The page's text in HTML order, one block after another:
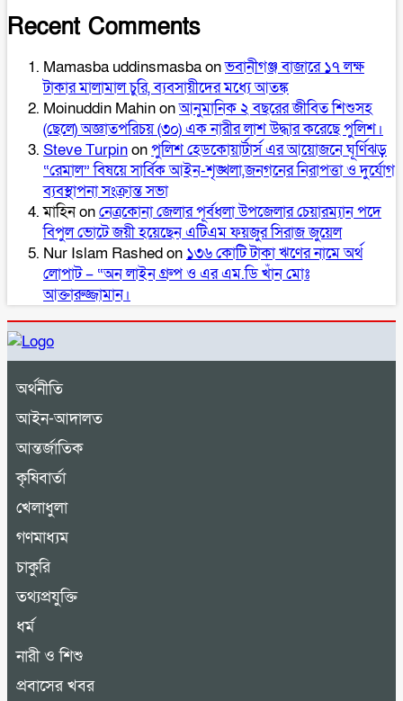
Recent Comments
Mamasba uddinsmasbaonভবানীগঞ্জ বাজারে ১৭ লক্ষ
টাকার মালামাল চুরি, ব্যবসায়ীদের মধ্যে আতঙ্ক
Moinuddin Mahinonআনুমানিক ২ বছরের জীবিত শিশুসহ
(ছেলে) অজ্ঞাতপরিচয় (৩০) এক নারীর লাশ উদ্ধার করেছে পুলিশ।
Steve Turpinonপুলিশ হেডকোয়ার্টার্স এর আয়োজনে ঘূর্ণিঝড়
“রেমাল” বিষয়ে সার্বিক আইন-শৃঙ্খলা,জনগনের নিরাপত্তা ও দুর্যোগ
ব্যবস্থাপনা সংক্রান্ত সভা
মাহিনonনেত্রকোনা জেলার পূর্বধলা উপজেলার চেয়ারম্যান পদে
বিপুল ভোটে জয়ী হয়েছেন এটিএম ফয়জুর সিরাজ জুয়েল
Nur Islam Rashedon ১৩৬ কোটি টাকা ঋণের নামে অর্থ
লোপাট – “অন লাইন গ্রুপ ও এর এম.ডি খাঁন মোঃ
আক্তারুজ্জামান।
অর্থনীতি
আইন-আদালত
আন্তর্জাতিক
কৃষিবার্তা
খেলাধুলা
গণমাধ্যম
চাকুরি
তথ্যপ্রযুক্তি
ধর্ম
নারী ও শিশু
প্রবাসের খবর